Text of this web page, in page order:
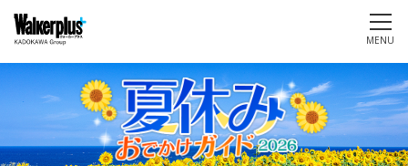
MENU